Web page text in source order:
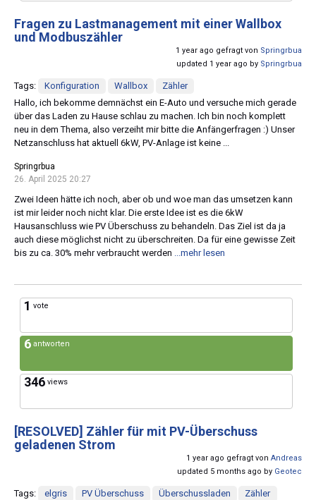
Fragen zu Lastmanagement mit einer Wallbox
und Modbuszähler
1 year ago gefragt von Springrbua
updated 1 year ago by Springrbua
Tags: Konfiguration Wallbox
Zähler
Hallo, ich bekomme demnächst ein E-Auto und versuche mich gerade
über das Laden zu Hause schlau zu machen. Ich bin noch komplett
neu in dem Thema, also verzeiht mir bitte die Anfängerfragen :) Unser
Netzanschluss hat aktuell 6kW, PV-Anlage ist keine ...
Springrbua
26. April 2025 20:27
Zwei Ideen hätte ich noch, aber ob und woe man das umsetzen kann
ist mir leider noch nicht klar. Die erste Idee ist es die 6kW
Hausanschluss wie PV Überschuss zu behandeln. Das Ziel ist da ja
auch diese möglichst nicht zu überschreiten. Da für eine gewisse Zeit
bis zu ca. 30% mehr verbraucht werden
...mehr lesen
1 vote
6 antworten
346 views
[RESOLVED] Zähler für mit PV-Überschuss
geladenen Strom
1 year ago gefragt von Andreas
updated 5 months ago by Geotec
Tags: elgris PV Überschuss Überschussladen
Zähler